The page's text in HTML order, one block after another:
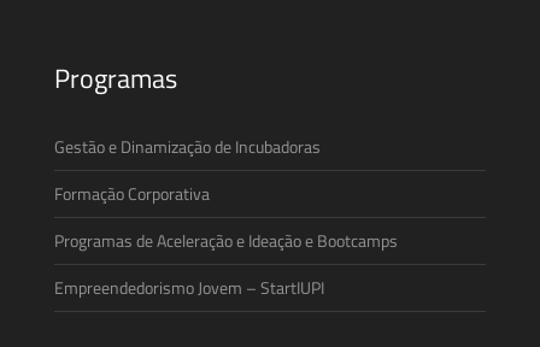
Programas
Gestão e Dinamização de Incubadoras
Formação Corporativa
Programas de Aceleração e Ideação e Bootcamps
Empreendedorismo Jovem – StartIUPI